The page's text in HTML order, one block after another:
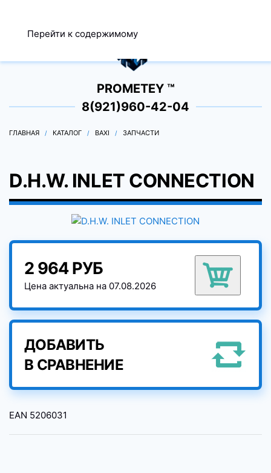
Перейти к содержимому
0
PROMETEY ™
8(921)960-42-04
ГЛАВНАЯ КАТАЛОГ BAXI ЗАПЧАСТИ
D.H.W. INLET CONNECTION
2 964 РУБ
Цена актуальна на 07.08.2026
ДОБАВИТЬ
В СРАВНЕНИЕ
EAN 5206031